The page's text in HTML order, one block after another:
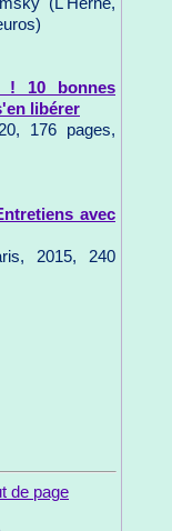
! 10 bonnes
libérer
176 pages,
avec
2015, 240
de page